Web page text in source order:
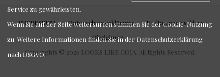
IMPRESSUM Datenschutzerklärung
Haftungsausschluss /
Disclaimer
Copyrights © 2026 LOOKS LIKE COJA. All Rights Reserved.
Service zu gewährleisten.
Wenn Sie auf der Seite weitersurfen stimmen Sie der Cookie-Nutzung
zu. Weitere Informationen finden Sie in der Datenschutzerklärung
nach DSGVO.